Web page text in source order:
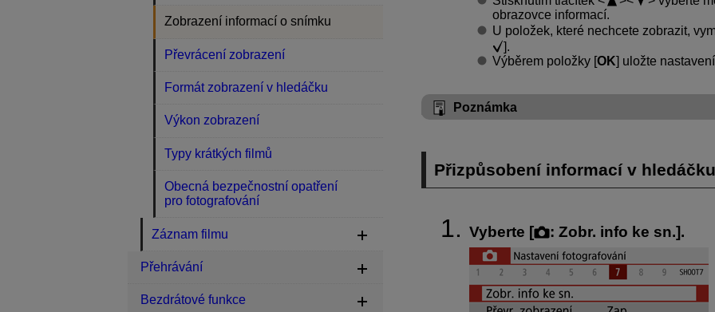
obrazovce informací.
U položek, které nechcete zobrazit,
].
Výběrem položky [OK] uložte
Poznámka
Přizpůsobení informací v
Vyberte [ : Zobr. info ke sn.].
Zobrazení informací o snímku
Převrácení zobrazení
Formát zobrazení v hledáčku
Výkon zobrazení
Typy krátkých filmů
Obecná bezpečnostní opatření
pro fotografování
Záznam filmu
Přehrávání
Bezdrátové funkce